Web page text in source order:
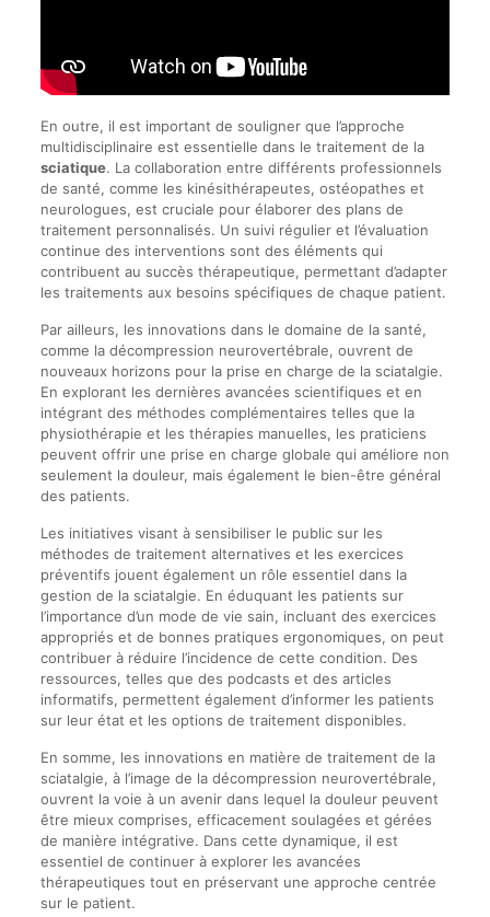
En outre, il est important de souligner que l’approche
multidisciplinaire est essentielle dans le traitement de la
sciatique. La collaboration entre différents professionnels
de santé, comme les kinésithérapeutes, ostéopathes et
neurologues, est cruciale pour élaborer des plans de
traitement personnalisés. Un suivi régulier et l’évaluation
continue des interventions sont des éléments qui
contribuent au succès thérapeutique, permettant d’adapter
les traitements aux besoins spécifiques de chaque patient.
Par ailleurs, les innovations dans le domaine de la santé,
comme la décompression neurovertébrale, ouvrent de
nouveaux horizons pour la prise en charge de la sciatalgie.
En explorant les dernières avancées scientifiques et en
intégrant des méthodes complémentaires telles que la
physiothérapie et les thérapies manuelles, les praticiens
peuvent offrir une prise en charge globale qui améliore non
seulement la douleur, mais également le bien-être général
des patients.
Les initiatives visant à sensibiliser le public sur les
méthodes de traitement alternatives et les exercices
préventifs jouent également un rôle essentiel dans la
gestion de la sciatalgie. En éduquant les patients sur
l’importance d’un mode de vie sain, incluant des exercices
appropriés et de bonnes pratiques ergonomiques, on peut
contribuer à réduire l’incidence de cette condition. Des
ressources, telles que des podcasts et des articles
informatifs, permettent également d’informer les patients
sur leur état et les options de traitement disponibles.
En somme, les innovations en matière de traitement de la
sciatalgie, à l’image de la décompression neurovertébrale,
ouvrent la voie à un avenir dans lequel la douleur peuvent
être mieux comprises, efficacement soulagées et gérées
de manière intégrative. Dans cette dynamique, il est
essentiel de continuer à explorer les avancées
thérapeutiques tout en préservant une approche centrée
sur le patient.